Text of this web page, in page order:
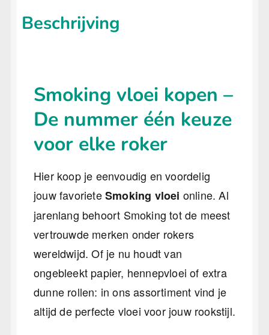
Beschrijving
Smoking vloei kopen –
De nummer één keuze
voor elke roker
Hier koop je eenvoudig en voordelig
jouw favorieteSmoking vloei online. Al
jarenlang behoort Smoking tot de meest
vertrouwde merken onder rokers
wereldwijd. Of je nu houdt van
ongebleekt papier, hennepvloei of extra
dunne rollen: in ons assortiment vind je
altijd de perfecte vloei voor jouw rookstijl.